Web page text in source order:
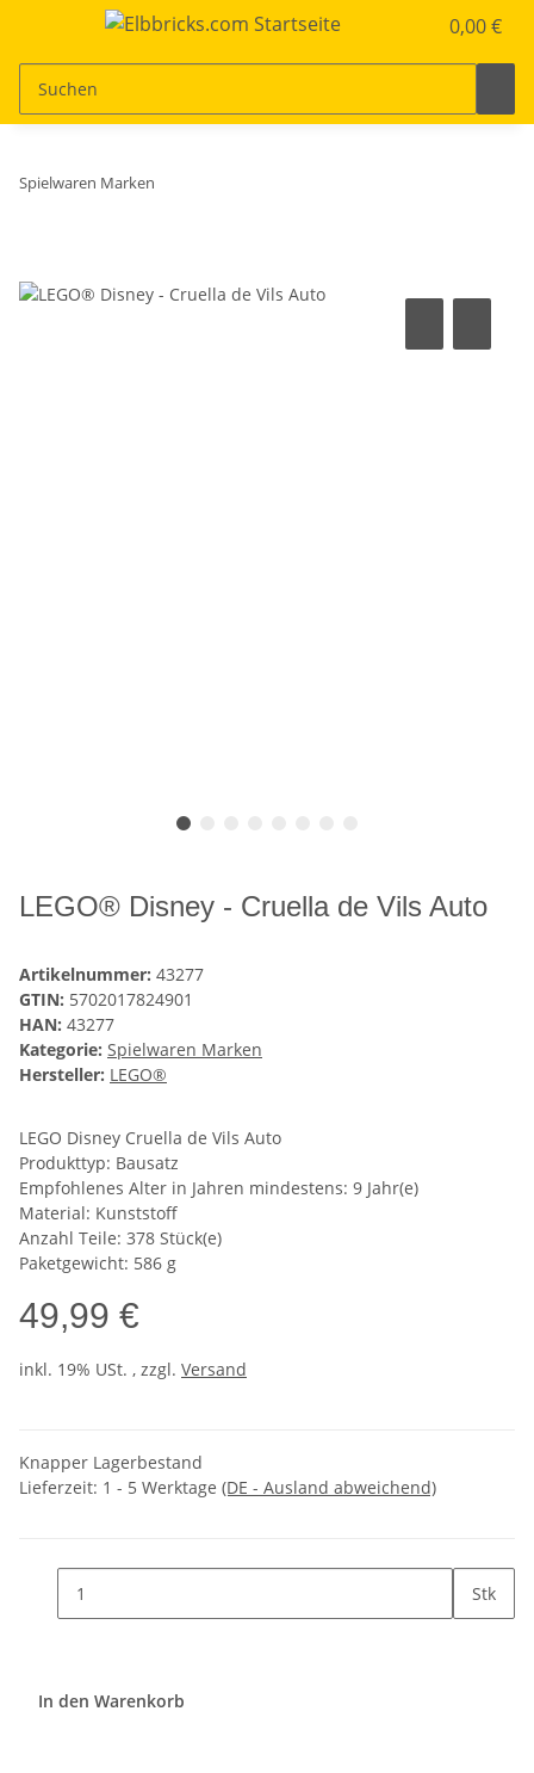
0,00 €
Spielwaren Marken
LEGO® Disney - Cruella de Vils Auto
Artikelnummer: 43277
GTIN: 5702017824901
HAN: 43277
Kategorie: Spielwaren Marken
Hersteller: LEGO®
LEGO Disney Cruella de Vils Auto
Produkttyp: Bausatz
Empfohlenes Alter in Jahren mindestens: 9 Jahr(e)
Material: Kunststoff
Anzahl Teile: 378 Stück(e)
Paketgewicht: 586 g
49,99 €
inkl. 19% USt. , zzgl. Versand
Knapper Lagerbestand
Lieferzeit: 1 - 5 Werktage (DE - Ausland abweichend)
Stk
In den Warenkorb